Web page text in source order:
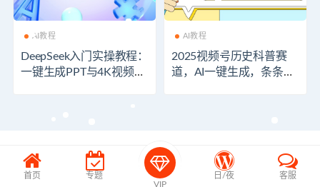
AI教程
DeepSeek入门实操教程：
一键生成PPT与4K视频，
AI教程
2025视频号历史科普赛
道，AI一键生成，条条作
首页
专题
VIP
日/夜 客服